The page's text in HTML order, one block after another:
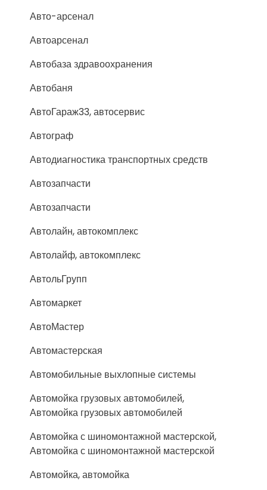
Авто-арсенал
Автоарсенал
Автобаза здравоохранения
Автобаня
АвтоГараж33, автосервис
Автограф
Автодиагностика транспортных средств
Автозапчасти
Автозапчасти
Автолайн, автокомплекс
Автолайф, автокомплекс
АвтольГрупп
Автомаркет
АвтоМастер
Автомастерская
Автомобильные выхлопные системы
Автомойка грузовых автомобилей,
Автомойка грузовых автомобилей
Автомойка с шиномонтажной мастерской,
Автомойка с шиномонтажной мастерской
Автомойка, автомойка